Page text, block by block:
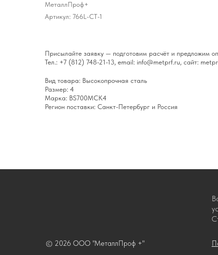
МеталлПроф+
Артикул: 766L-CT-1
Присылайте заявку — подготовим расчёт и предложим
Тел.: +7 (812) 748-21-13, email: info@metprf.ru, сайт:
Вид товара: Высокопрочная сталь
Размер: 4
Марка: BS700MCK4
Регион поставки: Санкт-Петербург и Россия
© 2026 ООО "МеталлПроф +"